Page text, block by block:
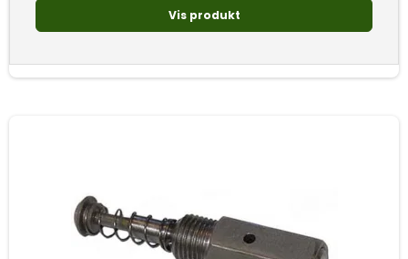
Vis produkt